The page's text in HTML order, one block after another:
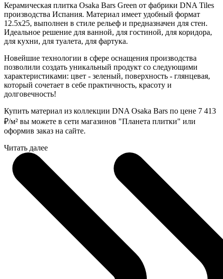
Керамическая плитка Osaka Bars Green от фабрики DNA Tiles
производства Испания. Материал имеет удобный формат
12.5x25, выполнен в стиле рельеф и предназначен для стен.
Идеальное решение для ванной, для гостиной, для коридора,
для кухни, для туалета, для фартука.
Новейшие технологии в сфере оснащения производства
позволили создать уникальный продукт со следующими
характеристиками: цвет - зеленый, поверхность - глянцевая,
который сочетает в себе практичность, красоту и
долговечность!
Купить материал из коллекции DNA Osaka Bars по цене 7 413
₽/м² вы можете в сети магазинов "Планета плитки" или
оформив заказ на сайте.
Читать далее